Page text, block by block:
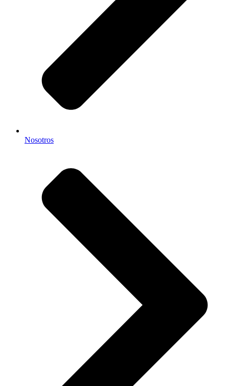
Nosotros